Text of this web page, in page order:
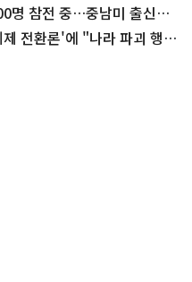
명 참전 중…중남미 출신
전환론'에 "나라 파괴 행